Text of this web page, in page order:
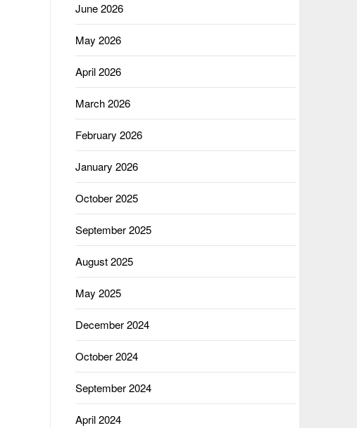
June 2026
May 2026
April 2026
March 2026
February 2026
January 2026
October 2025
September 2025
August 2025
May 2025
December 2024
October 2024
September 2024
April 2024